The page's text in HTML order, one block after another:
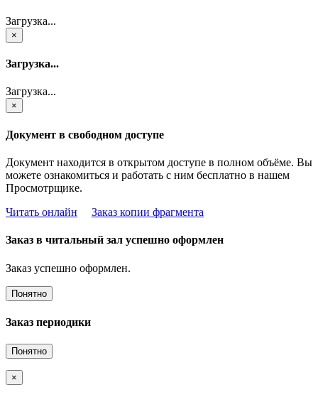
Загрузка...
×
Загрузка...
Загрузка...
×
Документ в свободном доступе
Документ находится в открытом доступе в полном объёме. Вы
можете ознакомиться и работать с ним бесплатно в нашем
Просмотрщике.
Читать онлайн
Заказ копии фрагмента
Заказ в читальный зал успешно оформлен
Заказ успешно оформлен.
Понятно
Заказ периодики
Понятно
×